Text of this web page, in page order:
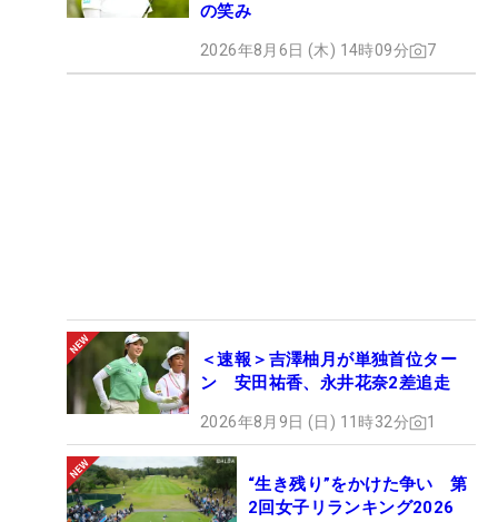
の笑み
2026年8月6日 (木) 14時09分 7
＜速報＞吉澤柚月が単独首位ター
ン 安田祐香、永井花奈2差追走
2026年8月9日 (日) 11時32分 1
“生き残り”をかけた争い 第
2回女子リランキング2026